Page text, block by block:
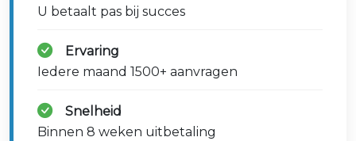
U betaalt pas bij succes
Ervaring
Iedere maand 1500+ aanvragen
Snelheid
Binnen 8 weken uitbetaling